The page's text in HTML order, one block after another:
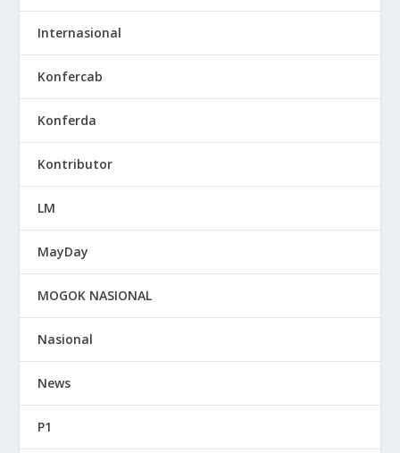
Internasional
Konfercab
Konferda
Kontributor
LM
MayDay
MOGOK NASIONAL
Nasional
News
P1